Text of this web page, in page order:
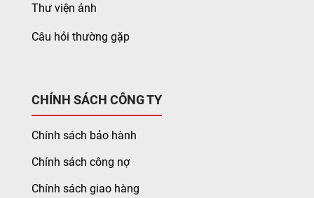
Thư viện ảnh
Câu hỏi thường gặp
CHÍNH SÁCH CÔNG TY
Chính sách bảo hành
Chính sách công nợ
Chính sách giao hàng